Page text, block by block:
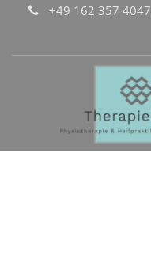
+49 162 357 4047